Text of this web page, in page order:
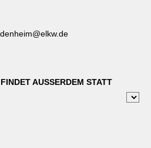
AUSSERDEM STATT